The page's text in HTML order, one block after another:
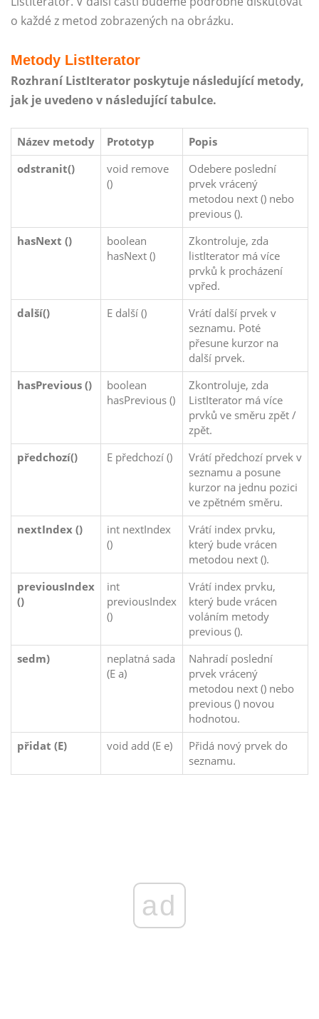
o každé z metod zobrazených na obrázku.
Metody ListIterator
Rozhraní ListIterator poskytuje následující metody,
jak je uvedeno v následující tabulce.
Název metody Prototyp
Popis
odstranit()
void remove
()
Odebere poslední
prvek vrácený
metodou next () nebo
previous ().
hasNext ()
boolean
hasNext ()
Zkontroluje, zda
listIterator má více
prvků k procházení
vpřed.
další()
E další ()
Vrátí další prvek v
seznamu. Poté
přesune kurzor na
další prvek.
hasPrevious ()
boolean
hasPrevious ()
Zkontroluje, zda
ListIterator má více
prvků ve směru zpět /
zpět.
předchozí()
E předchozí ()
Vrátí předchozí prvek v
seznamu a posune
kurzor na jednu pozici
ve zpětném směru.
nextIndex ()
int nextIndex
()
Vrátí index prvku,
který bude vrácen
metodou next ().
previousIndex
()
int
previousIndex
()
Vrátí index prvku,
který bude vrácen
voláním metody
previous ().
sedm)
neplatná sada
(E a)
Nahradí poslední
prvek vrácený
metodou next () nebo
previous () novou
hodnotou.
přidat (E)
void add (E e)
Přidá nový prvek do
seznamu.
ad